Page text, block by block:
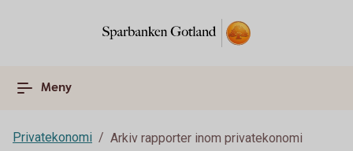
Meny
Privatekonomi Arkiv rapporter inom privatekonomi